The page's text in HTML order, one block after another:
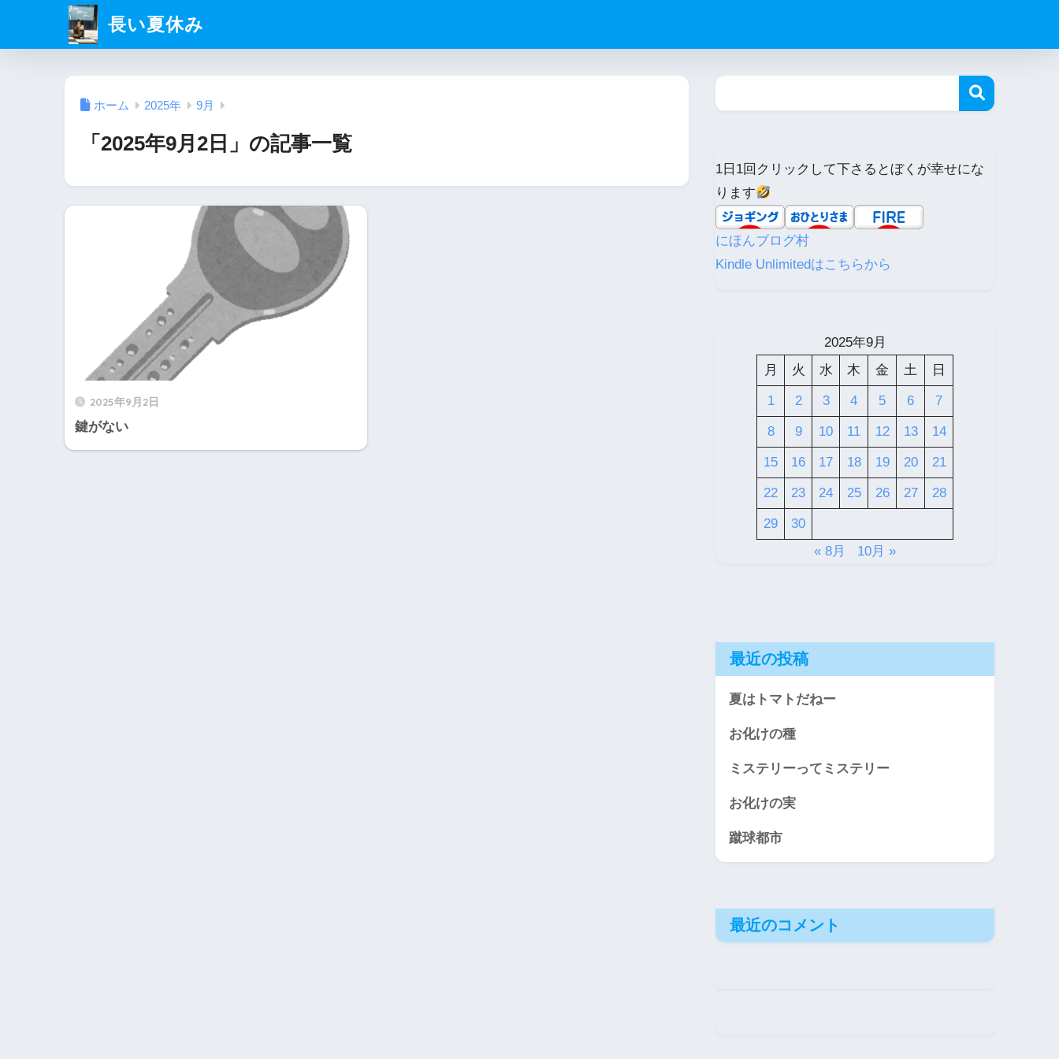
長い夏休み
ホーム 2025年 9月
「2025年9月2日」の記事一覧
2025年9月2日
鍵がない
1日1回クリックして下さるとぼくが幸せにな
ります
にほんブログ村
Kindle Unlimitedはこちらから
2025年9月
月
火 水 木 金 土 日
1 2 3 4 5 6 7
8 9 10 11 12 13 14
15 16 17 18 19 20 21
22 23 24 25 26 27 28
29
30
« 8月
10月 »
最近の投稿
夏はトマトだねー
お化けの種
ミステリーってミステリー
お化けの実
蹴球都市
最近のコメント